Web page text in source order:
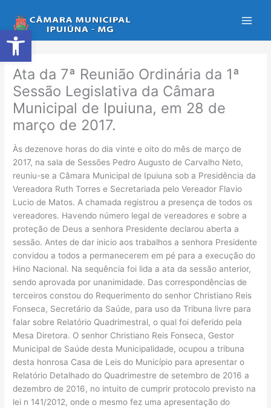
Abrir a barra de ferramentas
para
o
conteúdo
Ata da 7ª Reunião Ordinária da 1ª
Sessão Legislativa da Câmara
Municipal de Ipuiuna, em 28 de
março de 2017.
Às dezenove horas do dia vinte e oito do mês de março de
2017, na sala de Sessões Pedro Augusto de Carvalho Neto,
reuniu-se a Câmara Municipal de Ipuiuna sob a Presidência da
Vereadora Ruth Torres e Secretariada pelo Vereador Flavio
Lucio de Matos. A chamada registrou a presença de todos os
vereadores. Havendo número legal de vereadores e sobre a
proteção de Deus a senhora Presidente declarou aberta a
sessão. Antes de dar inicio aos trabalhos a senhora Presidente
convidou a todos a permanecerem em pé para a execução do
Hino Nacional. Na sequência foi lida a ata da sessão anterior,
sendo aprovada por unanimidade. Das correspondências de
terceiros constou do Requerimento do senhor Christiano Reis
Fonseca, Secretário da Saúde, para uso da Tribuna livre para
falar sobre Relatório Quadrimestral, o qual foi deferido pela
Mesa Diretora. O senhor Christiano Reis Fonseca, Gestor
Municipal de Saúde desta Municipalidade, ocupou a tribuna
desta honrosa Casa de Leis do Município para apresentar o
Relatório Detalhado do Quadrimestre de setembro de 2016 a
dezembro de 2016, no intuito de cumprir protocolo previsto na
lei n 141/2012, onde o mesmo fez uma apresentação do